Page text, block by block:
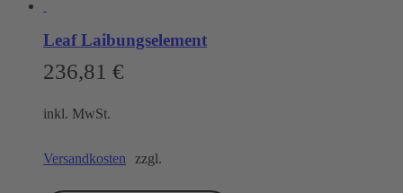
Leaf Laibungselement
236,81 €
inkl. MwSt.
zzgl.
Versandkosten